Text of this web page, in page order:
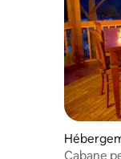
Cabane